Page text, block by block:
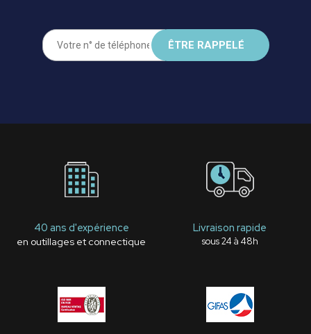
40 ans d'expérience
en outillages et connectique
Livraison rapide
sous 24 à 48h